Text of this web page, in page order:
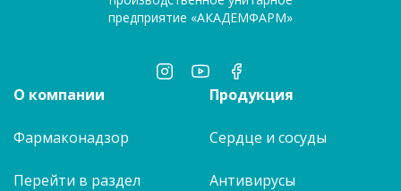
предприятие «АКАДЕМФАРМ»
О компании
Фармаконадзор
Перейти в раздел
Продукция
Сердце и сосуды
Антивирусы